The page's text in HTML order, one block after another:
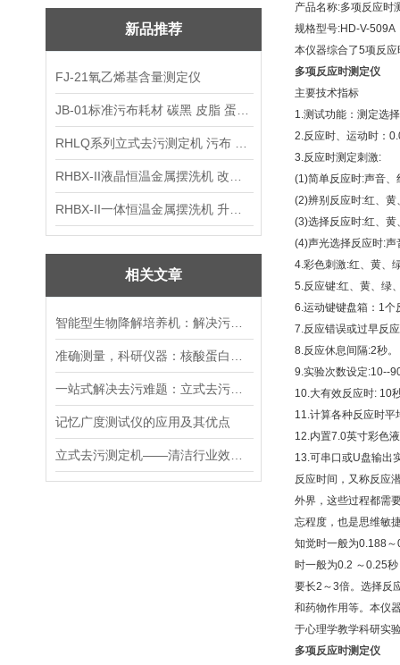
新品推荐
FJ-21氧乙烯基含量测定仪
相关文章
记忆广度测试仪的应用及其优点
产品名称:多项反应时
规格型号:HD-V-509A
本仪器综合了5项反应
多项反应时测定仪
主要技术指标
1.测试功能：测定选
2.反应时、运动时：
3.反应时测定刺激:
(1)简单反应时:声音、
(2)辨别反应时:红、黄
(3)选择反应时:红、黄
(4)声光选择反应时:声
4.彩色刺激:红、黄、
5.反应键:红、黄、绿
6.运动键键盘箱： 1个
7.反应错误或过早反应
8.反应休息间隔:2秒。
9.实验次数设定:10--
10.大有效反应时: 10
11.计算各种反应时平
12.内置7.0英寸彩色
13.可串口或U盘输出
反应时间，又称反应
外界，这些过程都需
忘程度，也是思维敏
知觉时一般为0.188～
时一般为0.2 ～0.25
要长2 ～3倍。选择反
和药物作用等。本仪
于心理学教学科研实
多项反应时测定仪